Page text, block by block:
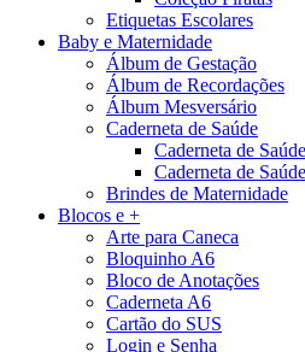
Etiquetas Escolares
Baby e Maternidade
Álbum de Gestação
Álbum de Recordações
Álbum Mesversário
Caderneta de Saúde
Caderneta de
Caderneta de
Brindes de Maternidade
Blocos e +
Arte para Caneca
Bloquinho A6
Bloco de Anotações
Caderneta A6
Cartão do SUS
Login e Senha